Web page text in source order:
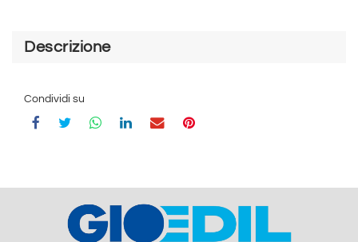
Descrizione
Condividi su